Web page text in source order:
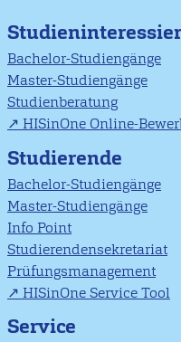
Bachelor-Studiengänge
Master-Studiengänge
Studienberatung
HISinOne Online-
Studierende
Bachelor-Studiengänge
Master-Studiengänge
Info Point
Studierendensekretariat
Prüfungsmanagement
HISinOne Service Tool
Service